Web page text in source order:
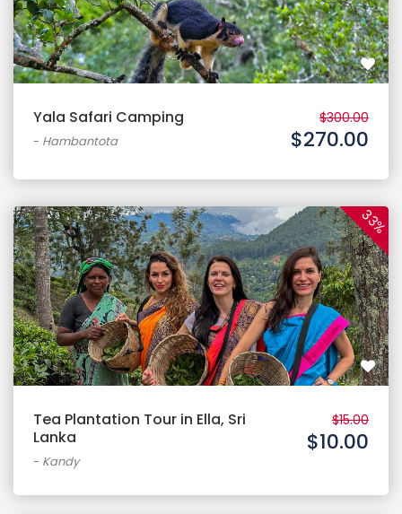
Yala Safari Camping
- Hambantota
$300.00
$270.00
33%
Tea Plantation Tour in Ella, Sri
Lanka
- Kandy
$15.00
$10.00